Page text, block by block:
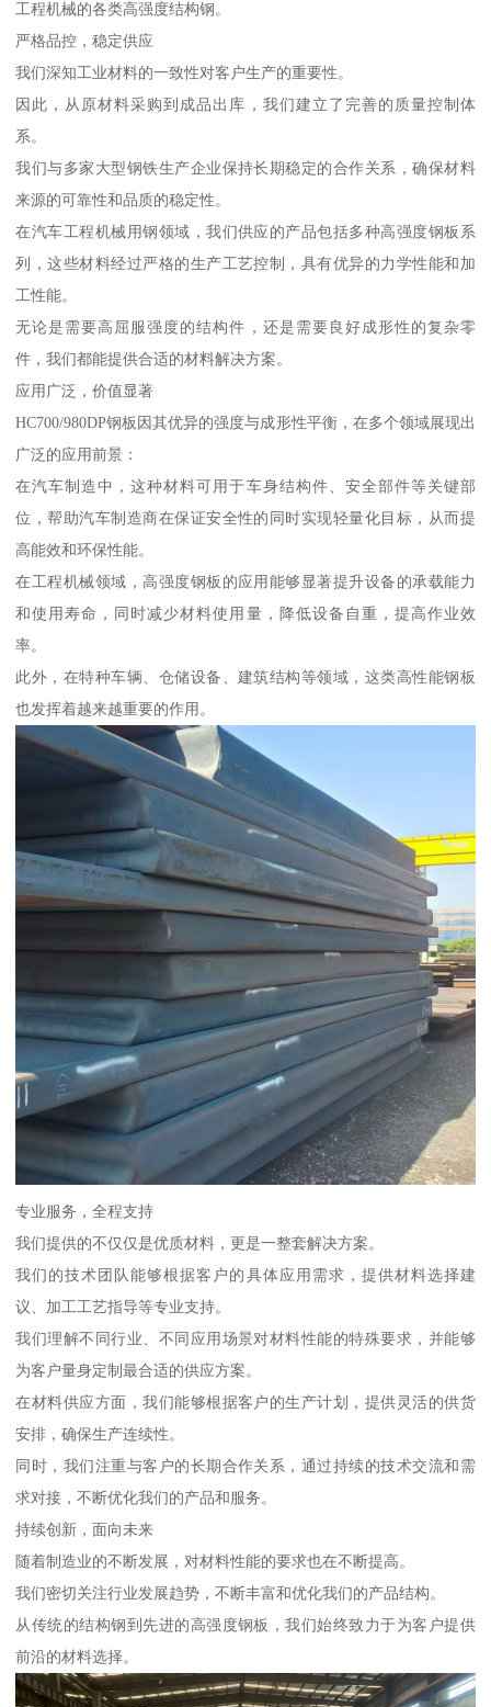
工程机械的各类高强度结构钢。
严格品控，稳定供应
我们深知工业材料的一致性对客户生产的重要性。
因此，从原材料采购到成品出库，我们建立了完善的质量控制体
系。
我们与多家大型钢铁生产企业保持长期稳定的合作关系，确保材料
来源的可靠性和品质的稳定性。
在汽车工程机械用钢领域，我们供应的产品包括多种高强度钢板系
列，这些材料经过严格的生产工艺控制，具有优异的力学性能和加
工性能。
无论是需要高屈服强度的结构件，还是需要良好成形性的复杂零
件，我们都能提供合适的材料解决方案。
应用广泛，价值显著
HC700/980DP钢板因其优异的强度与成形性平衡，在多个领域展现出
广泛的应用前景：
在汽车制造中，这种材料可用于车身结构件、安全部件等关键部
位，帮助汽车制造商在保证安全性的同时实现轻量化目标，从而提
高能效和环保性能。
在工程机械领域，高强度钢板的应用能够显著提升设备的承载能力
和使用寿命，同时减少材料使用量，降低设备自重，提高作业效
率。
此外，在特种车辆、仓储设备、建筑结构等领域，这类高性能钢板
也发挥着越来越重要的作用。
专业服务，全程支持
我们提供的不仅仅是优质材料，更是一整套解决方案。
我们的技术团队能够根据客户的具体应用需求，提供材料选择建
议、加工工艺指导等专业支持。
我们理解不同行业、不同应用场景对材料性能的特殊要求，并能够
为客户量身定制最合适的供应方案。
在材料供应方面，我们能够根据客户的生产计划，提供灵活的供货
安排，确保生产连续性。
同时，我们注重与客户的长期合作关系，通过持续的技术交流和需
求对接，不断优化我们的产品和服务。
持续创新，面向未来
随着制造业的不断发展，对材料性能的要求也在不断提高。
我们密切关注行业发展趋势，不断丰富和优化我们的产品结构。
从传统的结构钢到先进的高强度钢板，我们始终致力于为客户提供
前沿的材料选择。